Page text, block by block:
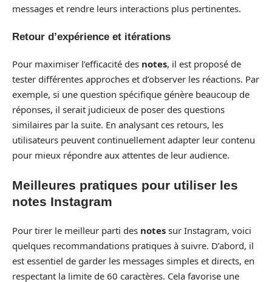
messages et rendre leurs interactions plus pertinentes.
Retour d’expérience et itérations
Pour maximiser l’efficacité des notes, il est proposé de
tester différentes approches et d’observer les réactions. Par
exemple, si une question spécifique génère beaucoup de
réponses, il serait judicieux de poser des questions
similaires par la suite. En analysant ces retours, les
utilisateurs peuvent continuellement adapter leur contenu
pour mieux répondre aux attentes de leur audience.
Meilleures pratiques pour utiliser les
notes Instagram
Pour tirer le meilleur parti des notes sur Instagram, voici
quelques recommandations pratiques à suivre. D’abord, il
est essentiel de garder les messages simples et directs, en
respectant la limite de 60 caractères. Cela favorise une